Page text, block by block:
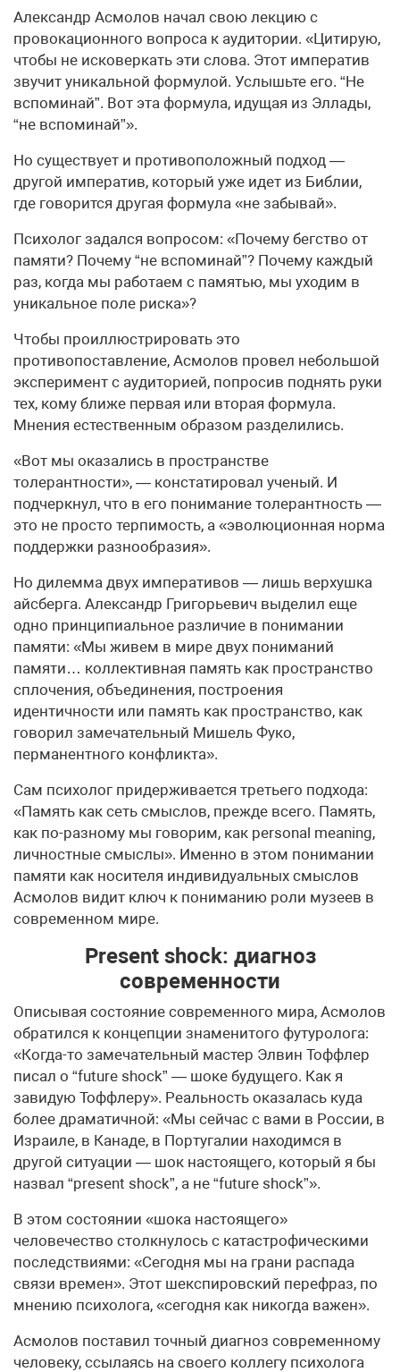
Александр Асмолов начал свою лекцию с
провокационного вопроса к аудитории. «Цитирую,
чтобы не исковеркать эти слова. Этот императив
звучит уникальной формулой. Услышьте его. “Не
вспоминай”. Вот эта формула, идущая из Эллады,
“не вспоминай”».
Но существует и противоположный подход —
другой императив, который уже идет из Библии,
где говорится другая формула «не забывай».
Психолог задался вопросом: «Почему бегство от
памяти? Почему “не вспоминай”? Почему каждый
раз, когда мы работаем с памятью, мы уходим в
уникальное поле риска»?
Чтобы проиллюстрировать это
противопоставление, Асмолов провел небольшой
эксперимент с аудиторией, попросив поднять руки
тех, кому ближе первая или вторая формула.
Мнения естественным образом разделились.
«Вот мы оказались в пространстве
толерантности», — констатировал ученый. И
подчеркнул, что в его понимание толерантность —
это не просто терпимость, а «эволюционная норма
поддержки разнообразия».
Но дилемма двух императивов — лишь верхушка
айсберга. Александр Григорьевич выделил еще
одно принципиальное различие в понимании
памяти: «Мы живем в мире двух пониманий
памяти… коллективная память как пространство
сплочения, объединения, построения
идентичности или память как пространство, как
говорил замечательный Мишель Фуко,
перманентного конфликта».
Сам психолог придерживается третьего подхода:
«Память как сеть смыслов, прежде всего. Память,
как по-разному мы говорим, как personal meaning,
личностные смыслы». Именно в этом понимании
памяти как носителя индивидуальных смыслов
Асмолов видит ключ к пониманию роли музеев в
современном мире.
Present shock: диагноз
современности
Описывая состояние современного мира, Асмолов
обратился к концепции знаменитого футуролога:
«Когда-то замечательный мастер Элвин Тоффлер
писал о “future shock” — шоке будущего. Как я
завидую Тоффлеру». Реальность оказалась куда
более драматичной: «Мы сейчас с вами в России, в
Израиле, в Канаде, в Португалии находимся в
другой ситуации — шок настоящего, который я бы
назвал “present shock”, а не “future shock”».
В этом состоянии «шока настоящего»
человечество столкнулось с катастрофическими
последствиями: «Сегодня мы на грани распада
связи времен». Этот шекспировский перефраз, по
мнению психолога, «сегодня как никогда важен».
Асмолов поставил точный диагноз современному
человеку, ссылаясь на своего коллегу психолога